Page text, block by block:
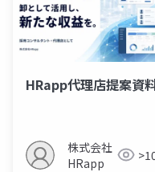
HRapp代理店提案資
株式会社
HRapp